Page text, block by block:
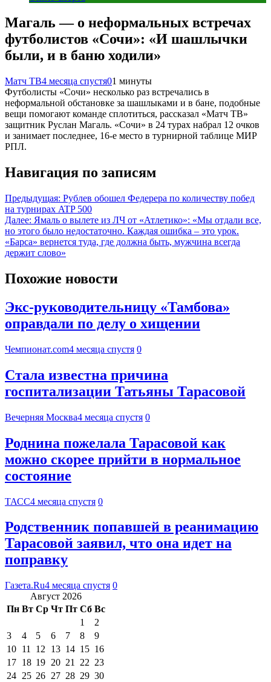
Магаль — о неформальных встречах
футболистов «Сочи»: «И шашлычки
были, и в баню ходили»
Матч ТВ4 месяца спустя01 минуты
Футболисты «Сочи» несколько раз встречались в
неформальной обстановке за шашлыками и в бане, подобные
вещи помогают команде сплотиться, рассказал «Матч ТВ»
защитник Руслан Магаль. «Сочи» в 24 турах набрал 12 очков
и занимает последнее, 16‑е место в турнирной таблице МИР
РПЛ.
Навигация по записям
Предыдущая: Рублев обошел Федерера по количеству побед
на турнирах ATP 500
Далее: Ямаль о вылете из ЛЧ от «Атлетико»: «Мы отдали все,
но этого было недостаточно. Каждая ошибка – это урок.
«Барса» вернется туда, где должна быть, мужчина всегда
держит слово»
Похожие новости
Экс-руководительницу «Тамбова»
оправдали по делу о хищении
Чемпионат.com4 месяца спустя 0
Стала известна причина
госпитализации Татьяны Тарасовой
Вечерняя Москва4 месяца спустя 0
Роднина пожелала Тарасовой как
можно скорее прийти в нормальное
состояние
ТАСС4 месяца спустя 0
Родственник попавшей в реанимацию
Тарасовой заявил, что она идет на
поправку
Газета.Ru4 месяца спустя 0
Август 2026
Пн Вт Ср Чт Пт Сб Вс
1
2
3
4 5 6 7 8
9
10 11 12 13 14 15 16
17 18 19 20 21 22 23
24 25 26 27 28 29 30